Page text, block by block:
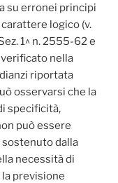
su erronei principi
logico (v.
1^ n. 2555-62 e
verificato nella
riportata
osservarsi che la
specificità,
può essere
dalla
necessità di
previsione